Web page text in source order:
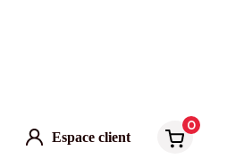
Espace client
0